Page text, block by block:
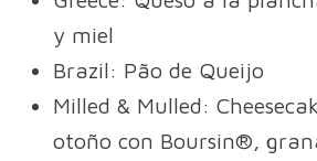
y miel
Brazil: Pão de Queijo
Milled & Mulled:
otoño con Boursin®,